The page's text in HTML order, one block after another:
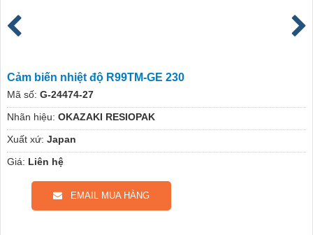
Cảm biến nhiệt độ R99TM-GE 230
Mã số: G-24474-27
Nhãn hiệu: OKAZAKI RESIOPAK
Xuất xứ: Japan
Giá: Liên hệ
EMAIL MUA HÀNG